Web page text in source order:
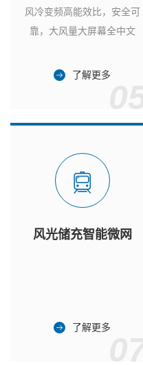
风冷变频高能效比，安全可
靠，大风量大屏幕全中文
了解更多
风光储充智能微网
了解更多